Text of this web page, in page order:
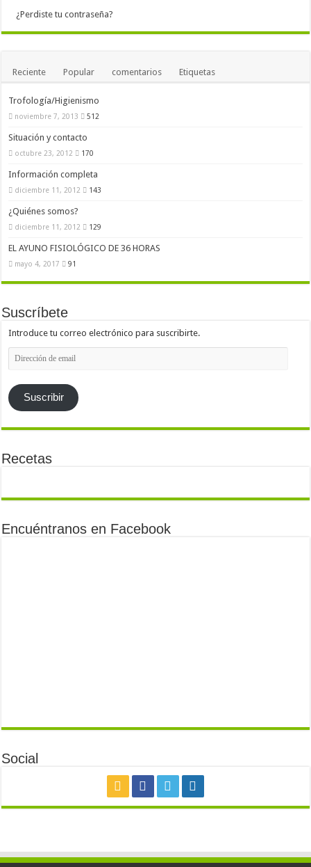
¿Perdiste tu contraseña?
Reciente Popular comentarios Etiquetas
Trofología/Higienismo
noviembre 7, 2013 512
Situación y contacto
octubre 23, 2012 170
Información completa
diciembre 11, 2012 143
¿Quiénes somos?
diciembre 11, 2012 129
EL AYUNO FISIOLÓGICO DE 36 HORAS
mayo 4, 2017 91
Suscríbete
Introduce tu correo electrónico para suscribirte.
Dirección
de
email
Suscribir
Recetas
Encuéntranos en Facebook
Social